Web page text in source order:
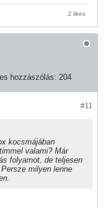
2 likes
hozzászólás: 204
#11
kocsmájában
valami? Már
folyamot, de teljesen
milyen lenne